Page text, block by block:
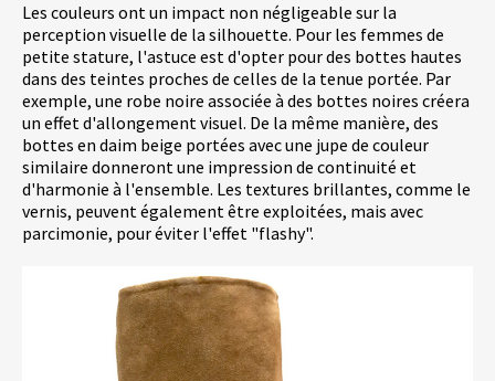
Les couleurs ont un impact non négligeable sur la
perception visuelle de la silhouette. Pour les femmes de
petite stature, l'astuce est d'opter pour des bottes hautes
dans des teintes proches de celles de la tenue portée. Par
exemple, une robe noire associée à des bottes noires créera
un effet d'allongement visuel. De la même manière, des
bottes en daim beige portées avec une jupe de couleur
similaire donneront une impression de continuité et
d'harmonie à l'ensemble. Les textures brillantes, comme le
vernis, peuvent également être exploitées, mais avec
parcimonie, pour éviter l'effet "flashy".